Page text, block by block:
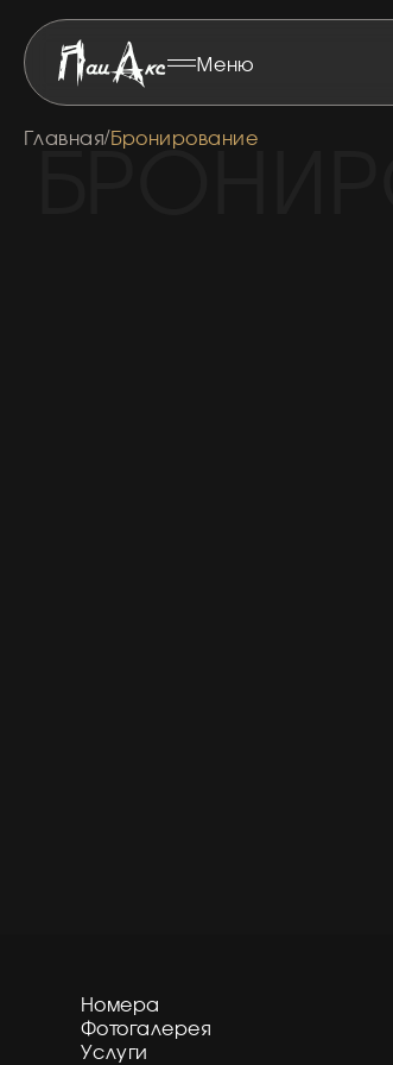
Меню
Главная/Бронирование
Номера
Фотогалерея
Услуги